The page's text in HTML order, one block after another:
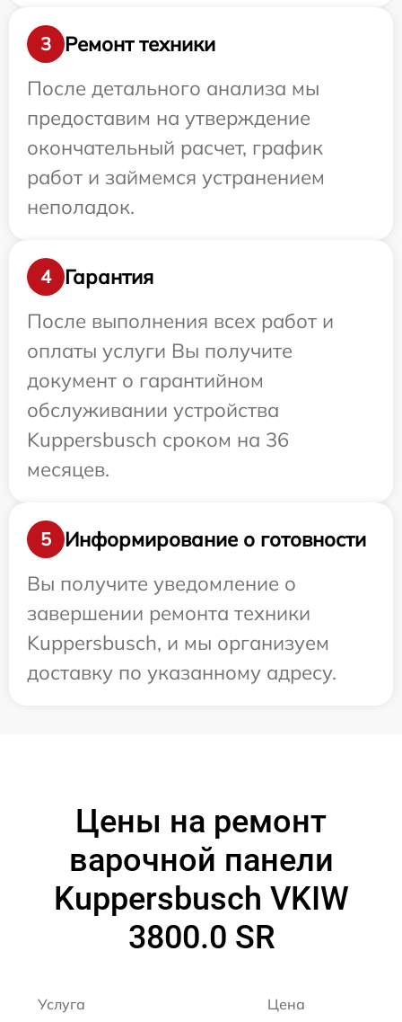
3
Ремонт техники
После детального анализа мы
предоставим на утверждение
окончательный расчет, график
работ и займемся устранением
неполадок.
4
Гарантия
После выполнения всех работ и
оплаты услуги Вы получите
документ о гарантийном
обслуживании устройства
Kuppersbusch сроком на 36
месяцев.
5
Информирование о готовности
Вы получите уведомление о
завершении ремонта техники
Kuppersbusch, и мы организуем
доставку по указанному адресу.
Цены на ремонт
варочной панели
Kuppersbusch VKIW
3800.0 SR
Услуга Цена